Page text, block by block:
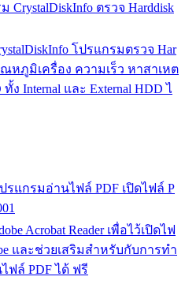
CrystalDiskInfo ตรวจ Harddisk
โปรแกรมตรวจ Har
หภูมิเครื่อง ความเร็ว หาสาเหต
Internal และ External HDD ไ
ปรแกรมอ่านไฟล์ PDF เปิดไฟล์ P
Acrobat Reader เพื่อไว้เปิดไฟ
และช่วยเสริมสำหรับกับการทำ
ฟล์ PDF ได้ ฟรี